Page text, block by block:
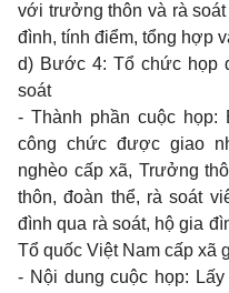
với trưởng thôn và rà
đình, tính điểm, tổng hợp
d) Bước 4: Tổ chức họp
soát
- Thành phần cuộc họp:
công chức được giao
nghèo cấp xã, Trưởng
thôn, đoàn thể, rà soát
đình qua rà soát, hộ gia
Tổ quốc Việt Nam cấp xã
- Nội dung cuộc họp: